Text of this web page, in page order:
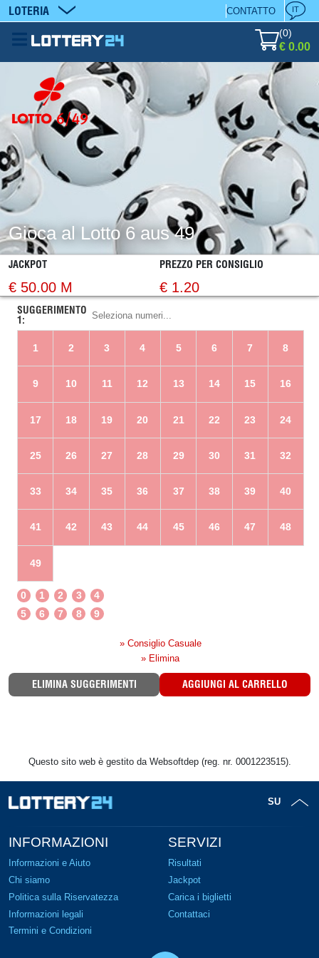
LOTERIA CONTATTO IT
(0)
€ 0.00
Gioca al Lotto 6 aus 49
JACKPOT
€ 50.00 M
PREZZO PER CONSIGLIO
€ 1.20
SUGGERIMENTO
1: Seleziona numeri...
1 2 3 4 5 6 7 8
9 10 11 12 13 14 15 16
17 18 19 20 21 22 23 24
25 26 27 28 29 30 31 32
33 34 35 36 37 38 39 40
41 42 43 44 45 46 47 48
49
0 1 2 3
4
5
6 7 8 9
» Consiglio Casuale
» Elimina
ELIMINA SUGGERIMENTI AGGIUNGI AL CARRELLO
Questo sito web è gestito da Websoftdep (reg. nr. 0001223515).
SU
INFORMAZIONI
Informazioni e Aiuto
Chi siamo
Politica sulla Riservatezza
Informazioni legali
Termini e Condizioni
SERVIZI
Risultati
Jackpot
Carica i biglietti
Contattaci